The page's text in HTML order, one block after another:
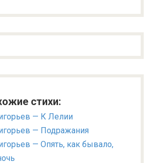
стихи:
— К Лелии
— Подражания
— Опять, как бывало,